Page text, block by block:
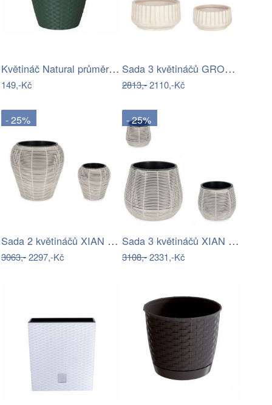
Květináč Natural průměr 22,2 cm
149,-Kč
Sada 3 květináčů GROOVY Béžová
2813,-2110,-Kč
- 25%
Sada 2 květináčů XIAN Šedá
3063,-2297,-Kč
- 25%
Sada 3 květináčů XIAN Šedá
3108,-2331,-Kč